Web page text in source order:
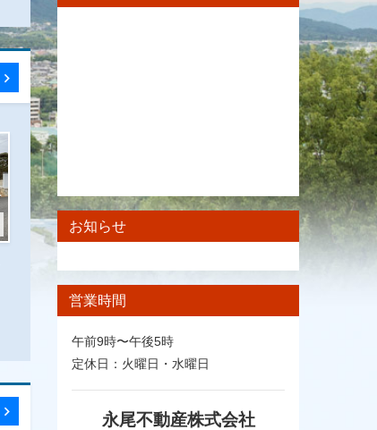
chevron_right
chevron_right
お知らせ
営業時間
午前9時〜午後5時
定休日：火曜日・水曜日
永尾不動産株式会社